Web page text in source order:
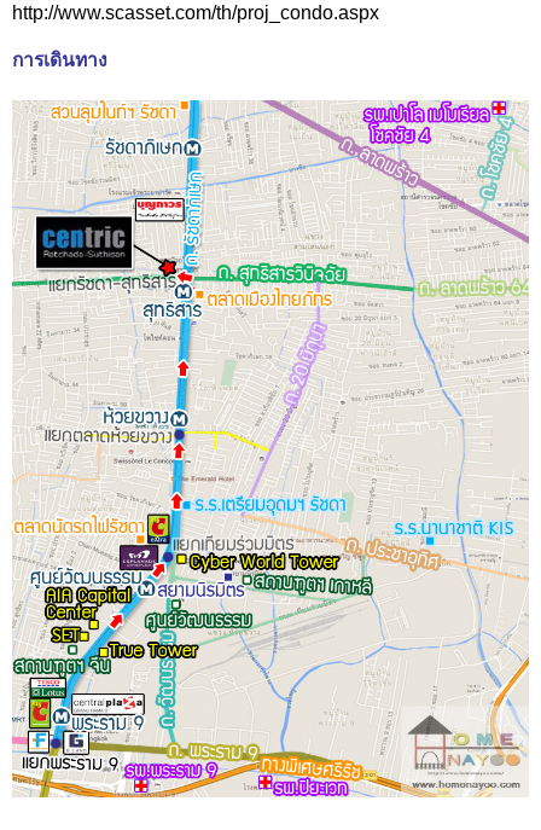
http://www.scasset.com/th/proj_condo.aspx
การเดินทาง